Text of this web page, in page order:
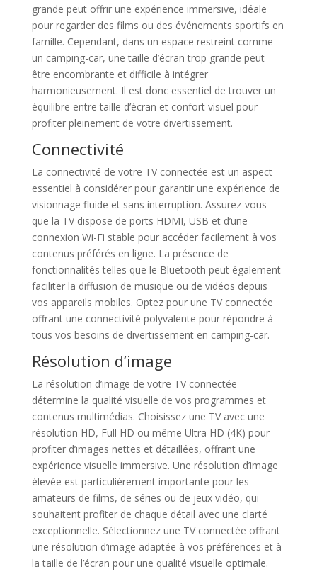
grande peut offrir une expérience immersive, idéale
pour regarder des films ou des événements sportifs en
famille. Cependant, dans un espace restreint comme
un camping-car, une taille d’écran trop grande peut
être encombrante et difficile à intégrer
harmonieusement. Il est donc essentiel de trouver un
équilibre entre taille d’écran et confort visuel pour
profiter pleinement de votre divertissement.
Connectivité
La connectivité de votre TV connectée est un aspect
essentiel à considérer pour garantir une expérience de
visionnage fluide et sans interruption. Assurez-vous
que la TV dispose de ports HDMI, USB et d’une
connexion Wi-Fi stable pour accéder facilement à vos
contenus préférés en ligne. La présence de
fonctionnalités telles que le Bluetooth peut également
faciliter la diffusion de musique ou de vidéos depuis
vos appareils mobiles. Optez pour une TV connectée
offrant une connectivité polyvalente pour répondre à
tous vos besoins de divertissement en camping-car.
Résolution d’image
La résolution d’image de votre TV connectée
détermine la qualité visuelle de vos programmes et
contenus multimédias. Choisissez une TV avec une
résolution HD, Full HD ou même Ultra HD (4K) pour
profiter d’images nettes et détaillées, offrant une
expérience visuelle immersive. Une résolution d’image
élevée est particulièrement importante pour les
amateurs de films, de séries ou de jeux vidéo, qui
souhaitent profiter de chaque détail avec une clarté
exceptionnelle. Sélectionnez une TV connectée offrant
une résolution d’image adaptée à vos préférences et à
la taille de l’écran pour une qualité visuelle optimale.